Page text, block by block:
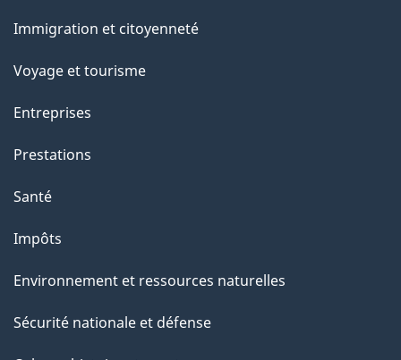
sujets
Immigration et citoyenneté
Voyage et tourisme
Entreprises
Prestations
Santé
Impôts
Environnement et ressources naturelles
Sécurité nationale et défense